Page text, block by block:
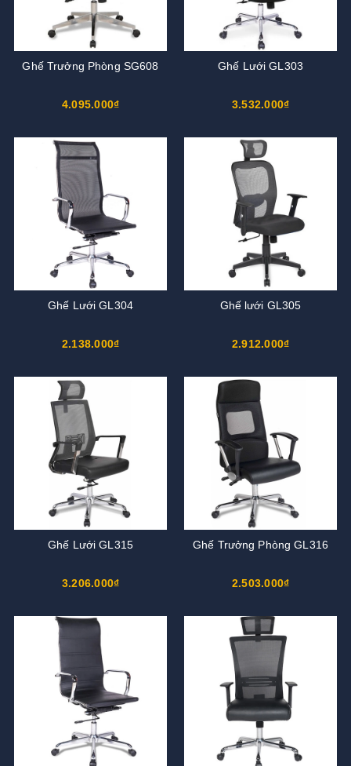
Ghế Trưởng Phòng SG608
4.095.000₫
Ghế Lưới GL303
3.532.000₫
Ghế Lưới GL304
2.138.000₫
Ghế lưới GL305
2.912.000₫
Ghế Lưới GL315
3.206.000₫
Ghế Trưởng Phòng GL316
2.503.000₫